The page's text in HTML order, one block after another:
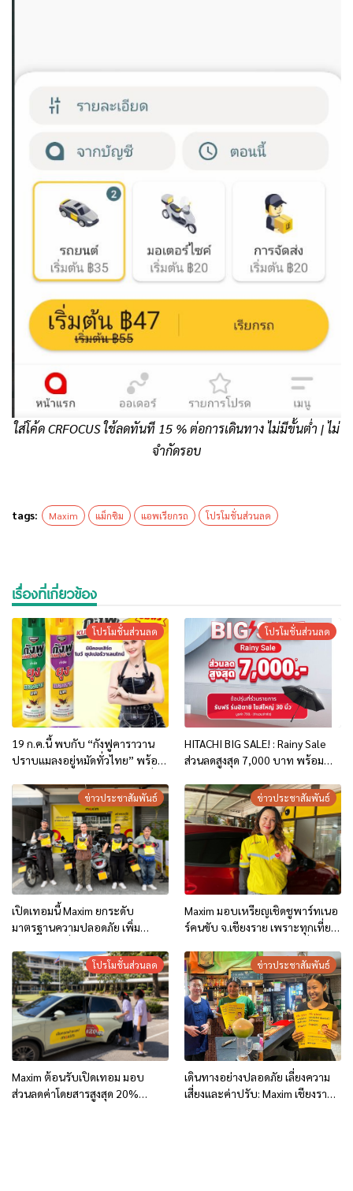
ใส่โค้ด CRFOCUS ใช้ลดทันที 15 % ต่อการเดินทาง ไม่มีขั้นต่ำ | ไม่
จำกัดรอบ
tags: Maxim แม็กซิม แอพเรียกรถ โปรโมชั่นส่วนลด
เรื่องที่เกี่ยวข้อง
โปรโมชั่นส่วนลด
19 ก.ค.นี้ พบกับ “กังฟูคาราวาน
ปราบแมลงอยู่หมัดทั่วไทย” พร้อม
ดัง ฟรี!!
โปรโมชั่นส่วนลด
HITACHI BIG SALE! : Rainy Sale
ส่วนลดสูงสุด 7,000 บาท พร้อม
ข่าวประชาสัมพันธ์
เปิดเทอมนี้ Maxim ยกระดับ
มาตรฐานความปลอดภัย เพิ่ม
ในจังหวัดเชียงราย
ข่าวประชาสัมพันธ์
Maxim มอบเหรียญเชิดชูพาร์ทเนอ
ร์คนขับ จ.เชียงราย เพราะทุกเที่ยว
หยุด
โปรโมชั่นส่วนลด
Maxim ต้อนรับเปิดเทอม มอบ
ส่วนลดค่าโดยสารสูงสุด 20%
ข่าวประชาสัมพันธ์
เดินทางอย่างปลอดภัย เลี่ยงความ
เสี่ยงและค่าปรับ: Maxim เชียงราย